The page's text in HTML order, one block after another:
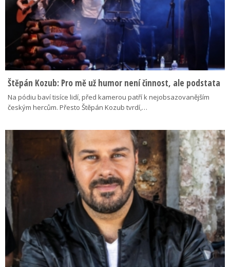
Štěpán Kozub: Pro mě už humor není činnost, ale podstata
Na pódiu baví tisíce lidí, před kamerou patří k nejobsazovanějším
českým hercům. Přesto Štěpán Kozub tvrdí,…